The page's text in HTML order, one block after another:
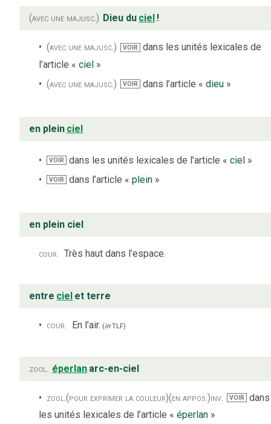
(avec une majusc.) Dieu du ciel !
(avec une majusc.) VOIR dans les unités lexicales de
l’article « ciel »
(avec une majusc.)
VOIR dans l’article « dieu»
en plein ciel
VOIR dans les unités lexicales de l’article «ciel »
VOIR dans l’article «plein »
en plein ciel
cour. Très haut dans l’espace.
entre ciel et terre
cour. En l’air. (inTLF)
zool. éperlan arc-en-ciel
zool. (pour exprimer la couleur)(en appos.)inv. VOIR
dans
les unités lexicales de l’article « éperlan »